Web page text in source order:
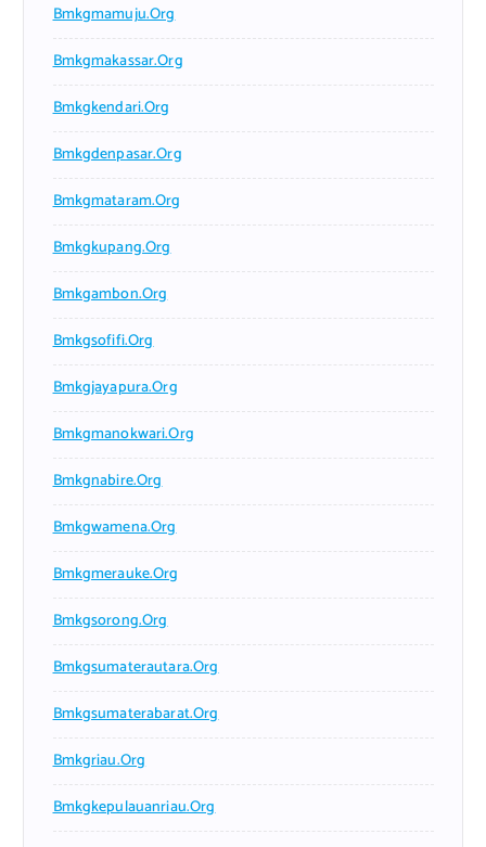
Bmkgmamuju.org
Bmkgmakassar.org
Bmkgkendari.org
Bmkgdenpasar.org
Bmkgmataram.org
Bmkgkupang.org
Bmkgambon.org
Bmkgsofifi.org
Bmkgjayapura.org
Bmkgmanokwari.org
Bmkgnabire.org
Bmkgwamena.org
Bmkgmerauke.org
Bmkgsorong.org
Bmkgsumaterautara.org
Bmkgsumaterabarat.org
Bmkgriau.org
Bmkgkepulauanriau.org